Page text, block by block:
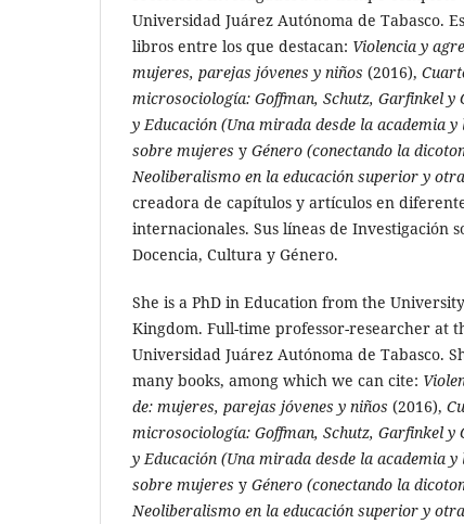
Universidad Juárez Autónoma de Tabasco.
libros entre los que destacan: Violencia y
mujeres, parejas jóvenes y niños (2016),
microsociología: Goffman, Schutz, Garfinkel y
y Educación (Una mirada desde la academia y
sobre mujeres y Género (conectando la
Neoliberalismo en la educación superior y
creadora de capítulos y artículos en
internacionales. Sus líneas de Investigación
Docencia, Cultura y Género.
She is a PhD in Education from the
Kingdom. Full-time professor-researcher at
Universidad Juárez Autónoma de Tabasco.
many books, among which we can cite:
de: mujeres, parejas jóvenes y niños (2016),
microsociología: Goffman, Schutz, Garfinkel y
y Educación (Una mirada desde la academia y
sobre mujeres y Género (conectando la
Neoliberalismo en la educación superior y